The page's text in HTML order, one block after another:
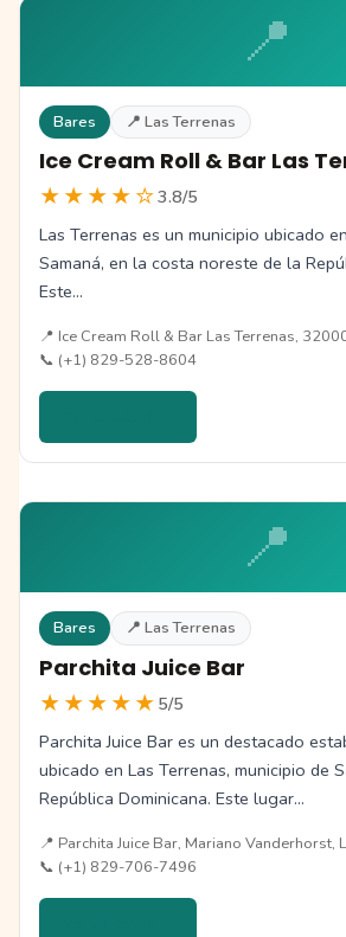
📍
Bares 📍 Las Terrenas
Ice Cream Roll & Bar Las
★★★★☆3.8/5
Las Terrenas es un municipio ubicado
Samaná, en la costa noreste de la
Este…
📍 Ice Cream Roll & Bar Las Terrenas,
📞 (+1) 829-528-8604
📍
Bares 📍 Las Terrenas
Parchita Juice Bar
★★★★★ 5/5
Parchita Juice Bar es un destacado
ubicado en Las Terrenas, municipio de
República Dominicana. Este lugar…
📍 Parchita Juice Bar, Mariano Vanderhorst,
📞 (+1) 829-706-7496